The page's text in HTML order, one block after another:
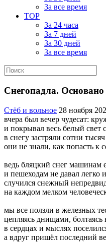
За все время
TOP
За 24 часа
За 7 дней
За 30 дней
За все время
Снегопадла.
Стёб и вольное 28 ноября
вчера был вечер чудесат:
и покрывал весь белый свет
в снегу застряли сотни
они не знали, как попасть к
ведь бляцкий снег машинам
и пешеходам не давал легко
случился снежный
на каждом мелком
мы все ползли в железных
цепляясь днищами, болтаясь
в сердцах и мыслях
а вдруг пришёл последний